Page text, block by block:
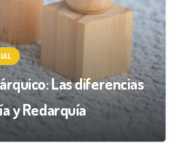
Las diferencias
y Redarquía